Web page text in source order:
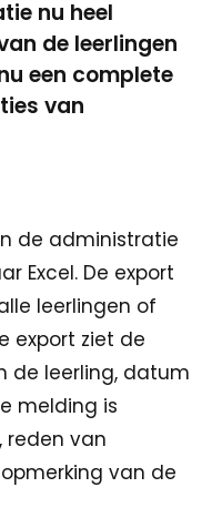
nu heel
de leerlingen
een complete
van
de administratie
Excel. De export
leerlingen of
export ziet de
de leerling, datum
melding is
van
van de